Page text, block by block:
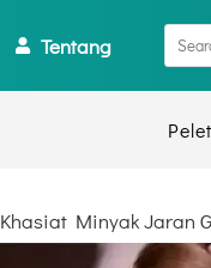
Tentang
Pelet
Khasiat Minyak Jaran